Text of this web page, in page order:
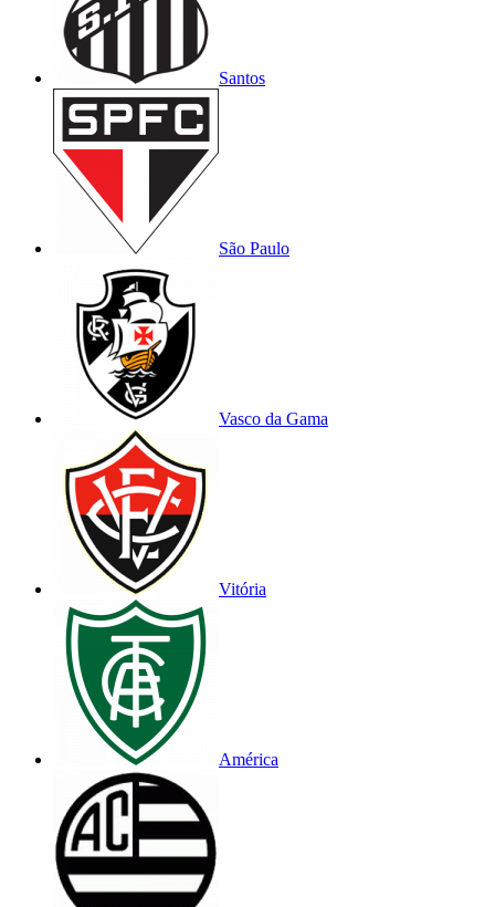
Santos
São Paulo
Vasco da Gama
Vitória
América